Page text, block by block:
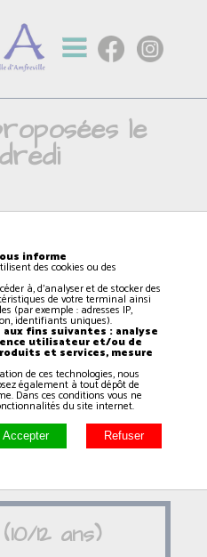
le
9 ans)
à17h45
l'activité
12 ans)
informe
des cookies ou des
à, d'analyser et de stocker des
de votre terminal ainsi
(par exemple : adresses IP,
identifiants uniques).
fins suivantes : analyse
utilisateur et/ou de
et services, mesure
de ces technologies, nous
également à tout dépôt de
Dans ces conditions vous ne
du site internet.